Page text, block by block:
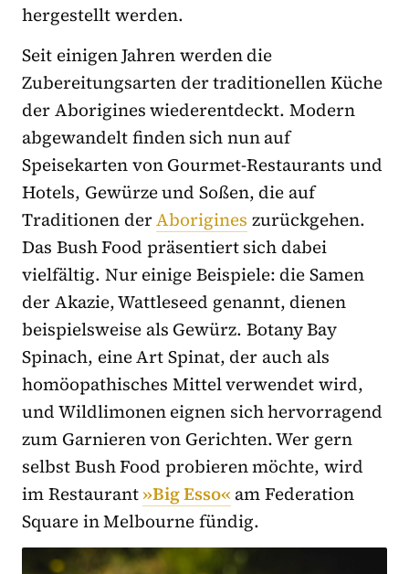
hergestellt werden.
Seit einigen Jahren werden die
Zubereitungsarten der traditionellen Küche
der Aborigines wiederentdeckt. Modern
abgewandelt finden sich nun auf
Speisekarten von Gourmet-Restaurants und
Hotels, Gewürze und Soßen, die auf
Traditionen derAborigines zurückgehen.
Das Bush Food präsentiert sich dabei
vielfältig. Nur einige Beispiele: die Samen
der Akazie, Wattleseed genannt, dienen
beispielsweise als Gewürz. Botany Bay
Spinach, eine Art Spinat, der auch als
homöopathisches Mittel verwendet wird,
und Wildlimonen eignen sich hervorragend
zum Garnieren von Gerichten. Wer gern
selbst Bush Food probieren möchte, wird
im Restaurant»Big Esso« am Federation
Square in Melbourne fündig.